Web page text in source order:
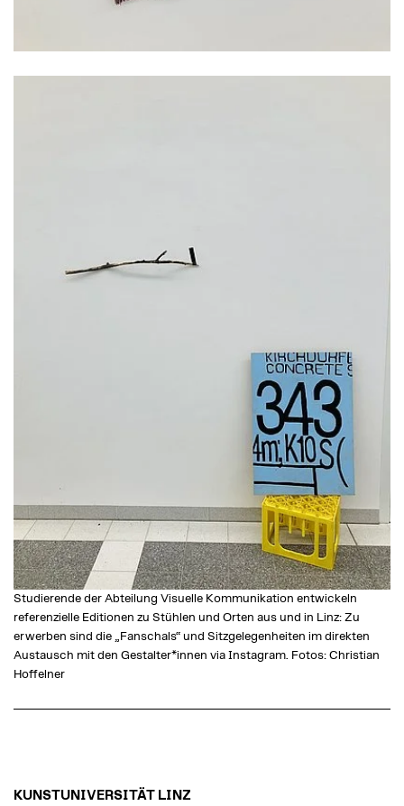
Studierende der Abteilung Visuelle Kommunikation entwickeln
referenzielle Editionen zu Stühlen und Orten aus und in Linz: Zu
erwerben sind die „Fanschals“ und Sitzgelegenheiten im direkten
Austausch mit den Gestalter*innen via Instagram. Fotos: Christian
Hoffelner
KUNSTUNIVERSITÄT LINZ